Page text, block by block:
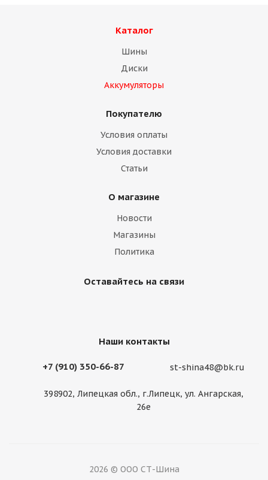
Диск ACCURIDE 11,75 R22,5 ЕТ135 (Германия)
Каталог
Шины
Диски
Аккумуляторы
Покупателю
Условия оплаты
Условия доставки
Статьи
О магазине
Новости
Магазины
Политика
Оставайтесь на связи
Наши контакты
+7 (910) 350-66-87 st-shina48@bk.ru
398902, Липецкая обл., г.Липецк, ул. Ангарская,
26е
2026 © ООО СТ-Шина